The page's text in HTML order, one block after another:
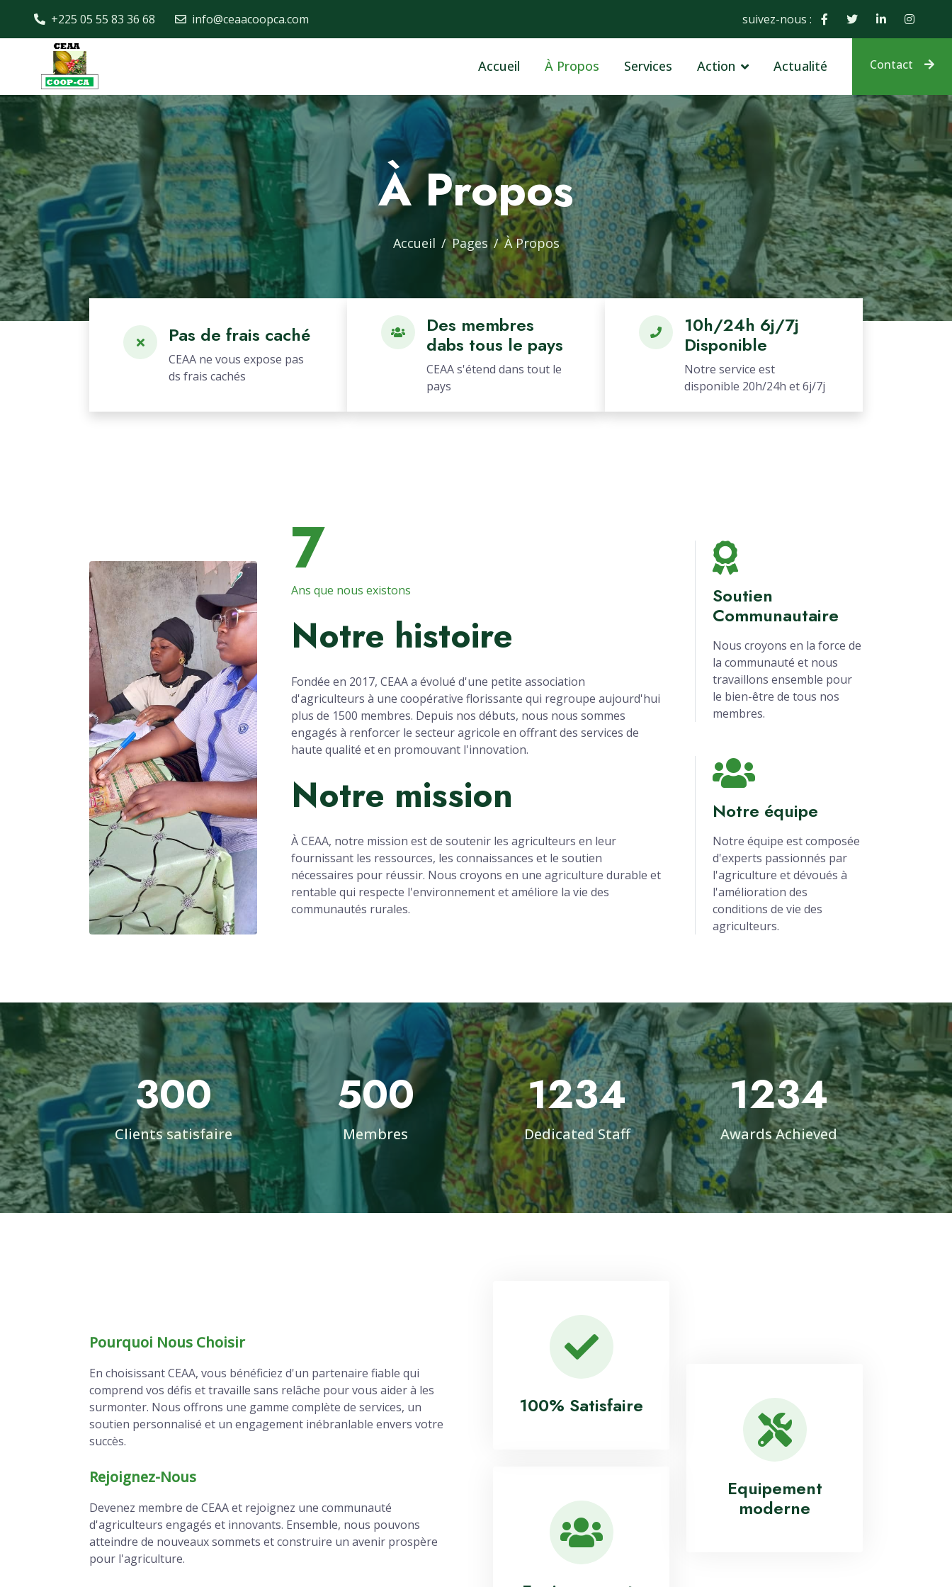
+225 05 55 83 36 68 info@ceaacoopca.com suivez-nous :
Accueil À Propos Services Action Actualité Contact
À Propos
Accueil Pages À Propos
Pas de frais caché
CEAA ne vous expose pas
ds frais cachés
Des membres
dabs tous le pays
CEAA s'étend dans tout le
pays
10h/24h 6j/7j
Disponible
Notre service est
disponible 20h/24h et 6j/7j
7
Ans que nous existons
Notre histoire
Fondée en 2017, CEAA a évolué d'une petite association
d'agriculteurs à une coopérative florissante qui regroupe aujourd'hui
plus de 1500 membres. Depuis nos débuts, nous nous sommes
engagés à renforcer le secteur agricole en offrant des services de
haute qualité et en promouvant l'innovation.
Notre mission
À CEAA, notre mission est de soutenir les agriculteurs en leur
fournissant les ressources, les connaissances et le soutien
nécessaires pour réussir. Nous croyons en une agriculture durable et
rentable qui respecte l'environnement et améliore la vie des
communautés rurales.
Soutien
Communautaire
Nous croyons en la force de
la communauté et nous
travaillons ensemble pour
le bien-être de tous nos
membres.
Notre équipe
Notre équipe est composée
d'experts passionnés par
l'agriculture et dévoués à
l'amélioration des
conditions de vie des
agriculteurs.
300
Clients satisfaire
500
Membres
1234
Dedicated Staff
1234
Awards Achieved
Pourquoi Nous Choisir
En choisissant CEAA, vous bénéficiez d'un partenaire fiable qui
comprend vos défis et travaille sans relâche pour vous aider à les
surmonter. Nous offrons une gamme complète de services, un
soutien personnalisé et un engagement inébranlable envers votre
succès.
Rejoignez-Nous
Devenez membre de CEAA et rejoignez une communauté
d'agriculteurs engagés et innovants. Ensemble, nous pouvons
atteindre de nouveaux sommets et construire un avenir prospère
pour l'agriculture.
100% Satisfaire
Equipement
moderne